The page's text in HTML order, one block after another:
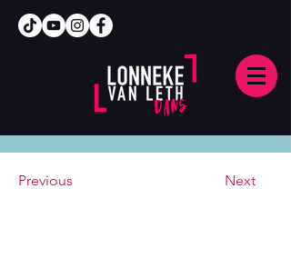
Previous Next